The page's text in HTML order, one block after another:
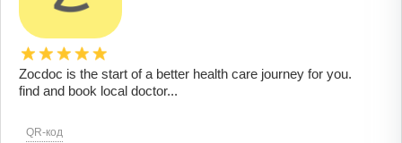
Zocdoc is the start of a better health care journey for you.
find and book local doctor...
QR-код